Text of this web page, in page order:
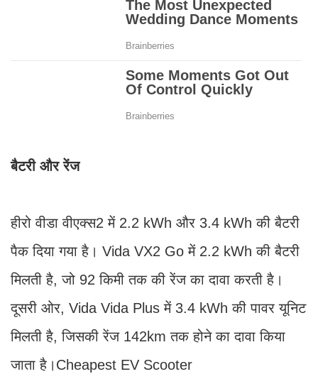
बैटरी और रेंज
हीरो वीडा वीएक्स2 में 2.2 kWh और 3.4 kWh की बैटरी
पैक दिया गया है। Vida VX2 Go में 2.2 kWh की बैटरी
मिलती है, जो 92 किमी तक की रेंज का दावा करती है।
दूसरी ओर, Vida Vida Plus में 3.4 kWh की पावर यूनिट
मिलती है, जिसकी रेंज 142km तक होने का दावा किया
जाता है।Cheapest EV Scooter